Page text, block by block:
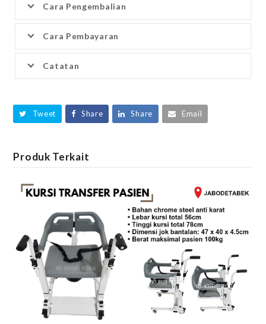
Cara Pengembalian
Cara Pembayaran
Catatan
Tweet Share Share Email
Produk Terkait